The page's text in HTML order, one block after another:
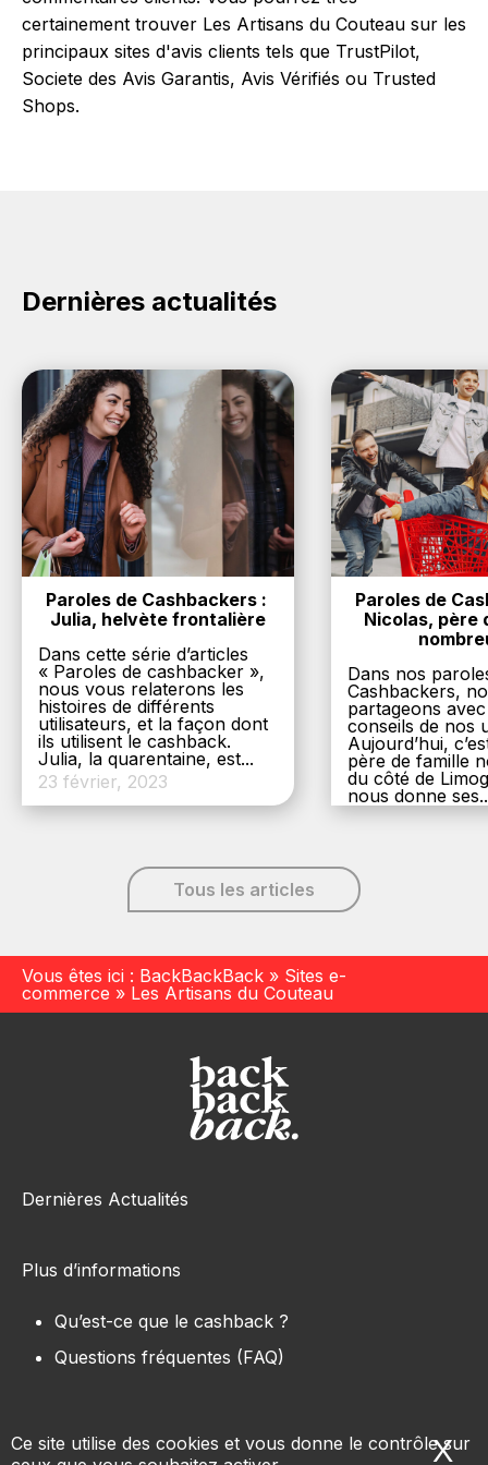
Ce site utilise des cookies et vous donne le contrôle sur
X
certainement trouver Les Artisans du Couteau sur les
principaux sites d'avis clients tels que TrustPilot,
Societe des Avis Garantis, Avis Vérifiés ou Trusted
Shops.
Dernières actualités
Paroles de Cashbackers :
Julia, helvète frontalière
Dans cette série d’articles
« Paroles de cashbacker »,
nous vous relaterons les
histoires de différents
utilisateurs, et la façon dont
ils utilisent le cashback.
Julia, la quarentaine, est...
23 février, 2023
Paroles de
Nicolas, père
Dans nos
Cashbackers,
partageons
conseils de nos
Aujourd’hui,
père de famille
du côté de
nous donne
Tous les articles
Vous êtes ici : BackBackBack » Sites e-
commerce » Les Artisans du Couteau
Dernières Actualités
Plus d’informations
Qu’est-ce que le cashback ?
Questions fréquentes (FAQ)